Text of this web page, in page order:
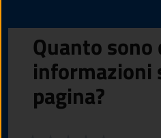
Quanto sono
informazioni
pagina?